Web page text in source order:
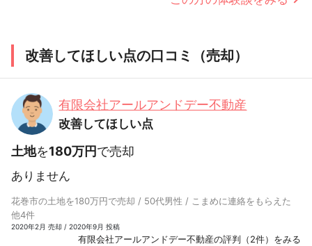
改善してほしい点の口コミ（売却）
有限会社アールアンドデー不動産
改善してほしい点
土地を180万円で売却
ありません
花巻市の土地を180万円で売却 / 50代男性 / こまめに連絡をもらえた
他4件
2020年2月 売却 / 2020年9月 投稿
有限会社アールアンドデー不動産の評判（2件）をみる